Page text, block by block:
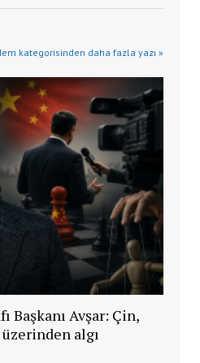
kategorisinden daha fazla yazı »
Başkanı Avşar: Çin,
algı